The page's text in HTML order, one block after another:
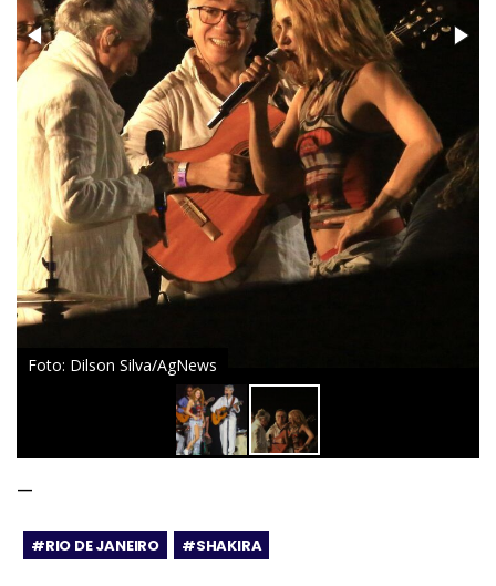
Foto: Dilson Silva/AgNews
—
#RIO DE JANEIRO #SHAKIRA